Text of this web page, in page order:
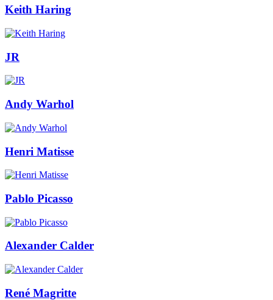
Keith Haring
JR
Andy Warhol
Henri Matisse
Pablo Picasso
Alexander Calder
René Magritte